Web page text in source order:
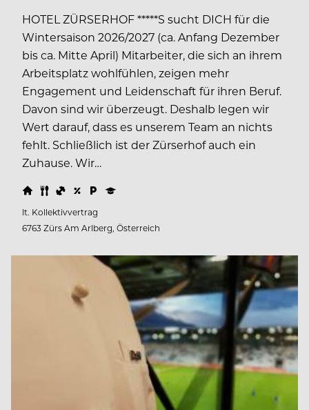
HOTEL ZÜRSERHOF *****S sucht DICH für die
Wintersaison 2026/2027 (ca. Anfang Dezember
bis ca. Mitte April) Mitarbeiter, die sich an ihrem
Arbeitsplatz wohlfühlen, zeigen mehr
Engagement und Leidenschaft für ihren Beruf.
Davon sind wir überzeugt. Deshalb legen wir
Wert darauf, dass es unserem Team an nichts
fehlt. Schließlich ist der Zürserhof auch ein
Zuhause. Wir…
lt. Kollektivvertrag
6763 Zürs Am Arlberg, Österreich